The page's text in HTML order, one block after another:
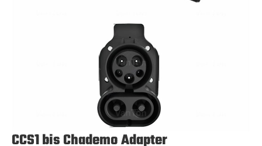
CCS1 bis Chademo Adapter